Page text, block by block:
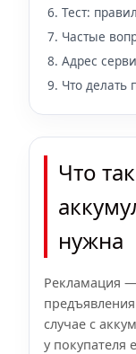
Тест:
Частые
Адрес
Что делать
Что
нужна
Рекламация
случае с
у покупателя